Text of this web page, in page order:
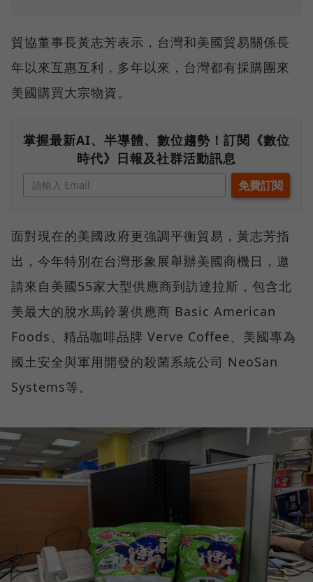
貿協董事長黃志芳表示，台灣和美國貿易關係長
年以來互惠互利，多年以來，台灣都有採購團來
美國購買大宗物資。
掌握最新AI、半導體、數位趨勢！訂閱《數位
時代》日報及社群活動訊息
面對現在的美國政府更強調平衡貿易，黃志芳指
出，今年特別在台灣形象展舉辦美國商機日，邀
請來自美國55家大型供應商到訪達拉斯，包含北
美最大的脫水馬鈴薯供應商 Basic American
Foods、精品咖啡品牌 Verve Coffee、美國專為
國土安全與軍用開發的殺菌系統公司 NeoSan
Systems等。